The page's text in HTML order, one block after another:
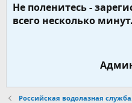
Не поленитесь -
всего несколько минут.
Российская водолазная